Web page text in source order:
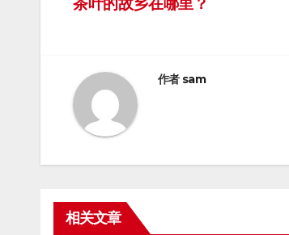
章
航
茶叶的故乡在哪里？
作者 sam
相关文章